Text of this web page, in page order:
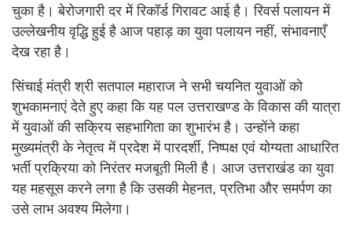
चुका है। बेरोजगारी दर में रिकॉर्ड गिरावट आई है। रिवर्स पलायन में
उल्लेखनीय वृद्धि हुई है आज पहाड़ का युवा पलायन नहीं, संभावनाएँ
देख रहा है।
सिंचाई मंत्री श्री सतपाल महाराज ने सभी चयनित युवाओं को
शुभकामनाएं देते हुए कहा कि यह पल उत्तराखण्ड के विकास की यात्रा
में युवाओं की सक्रिय सहभागिता का शुभारंभ है। उन्होंने कहा
मुख्यमंत्री के नेतृत्व में प्रदेश में पारदर्शी, निष्पक्ष एवं योग्यता आधारित
भर्ती प्रक्रिया को निरंतर मजबूती मिली है। आज उत्तराखंड का युवा
यह महसूस करने लगा है कि उसकी मेहनत, प्रतिभा और समर्पण का
उसे लाभ अवश्य मिलेगा।